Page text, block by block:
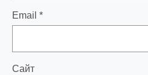
Email *
Сайт